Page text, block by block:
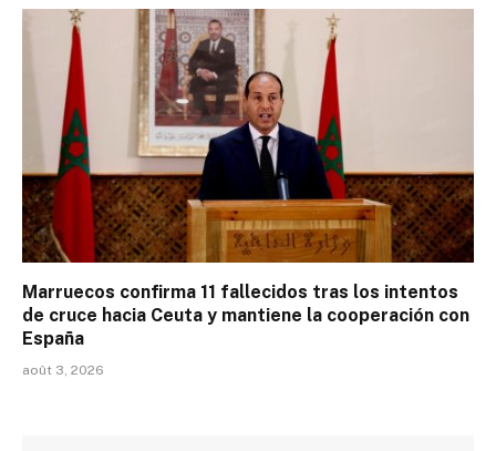
Marruecos confirma 11 fallecidos tras los intentos
de cruce hacia Ceuta y mantiene la cooperación con
España
août 3, 2026